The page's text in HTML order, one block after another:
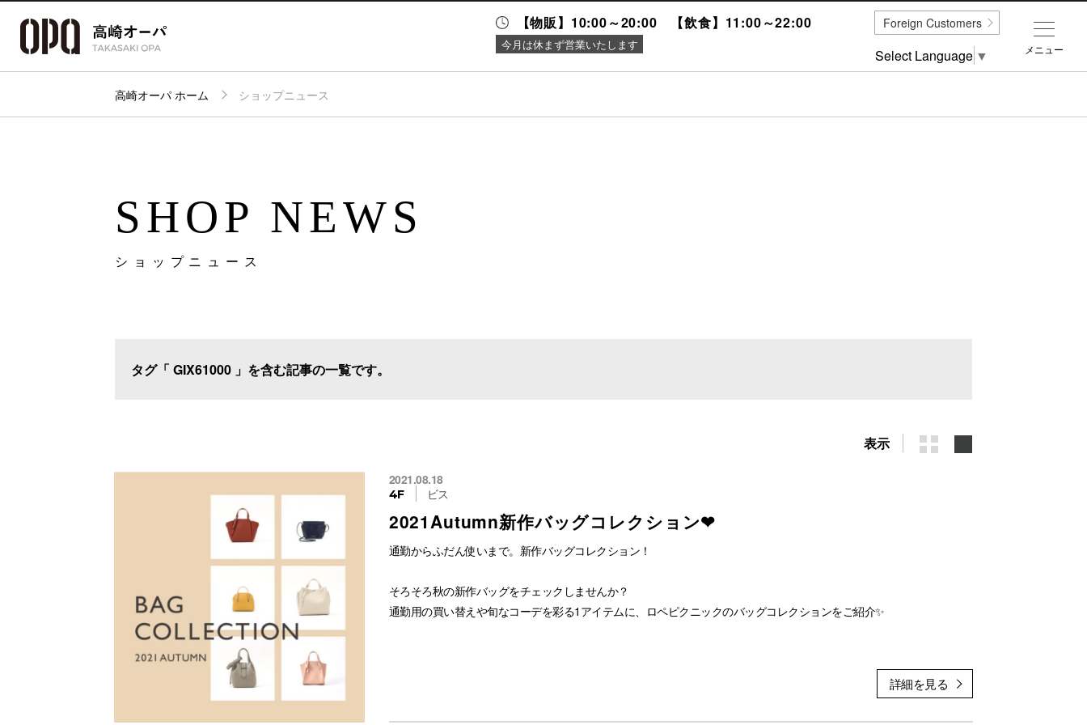
【物販】10:00～20:00 【飲食】11:00～22:00
今月は休まず営業いたします
パーキング
イベント
高崎オーパ ホーム ショップニュース
SHOP NEWS
ショップニュース
タグ「 GIX61000 」を含む記事の一覧です。
表示
2021.08.18
4F ビス
2021Autumn新作バッグコレクション❤
通勤からふだん使いまで。新作バッグコレクション！
そろそろ秋の新作バッグをチェックしませんか？
通勤用の買い替えや旬なコーデを彩る1アイテムに、ロペピクニックのバッグコレクションをご紹介✨
メニュー
Foreign Customers
Select Language ▼